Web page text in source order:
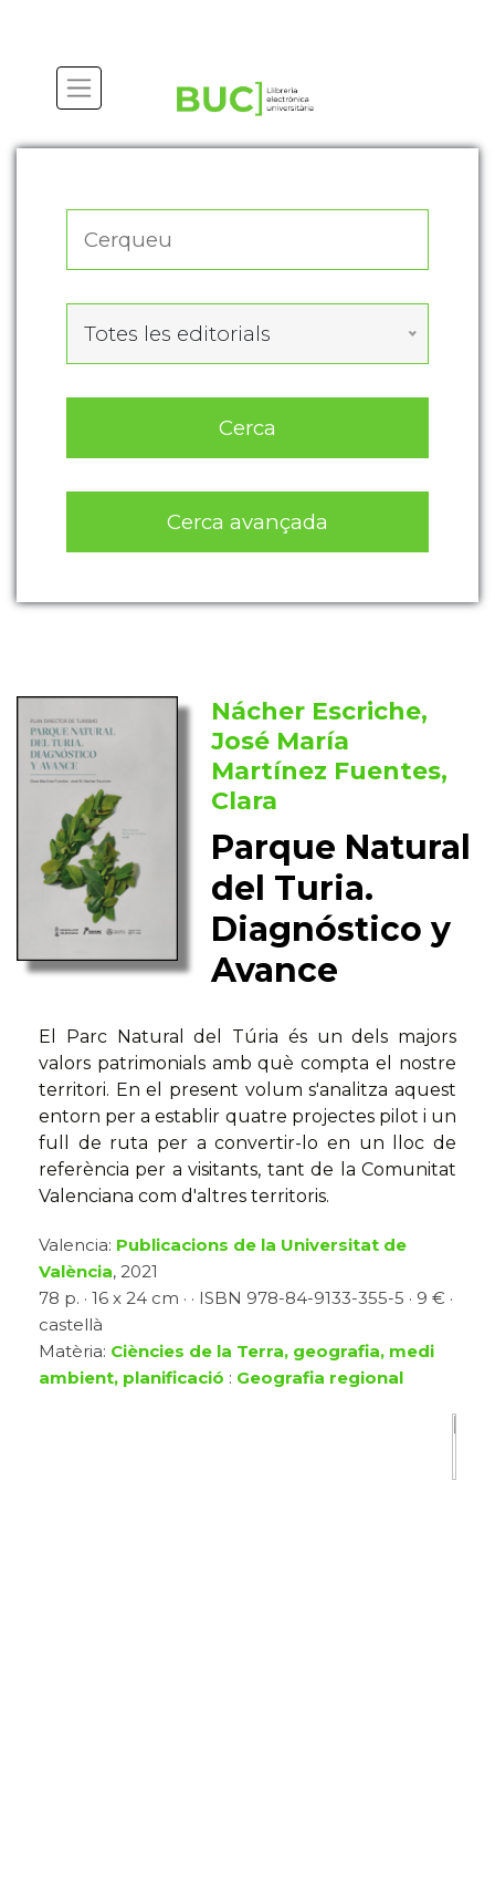
Totes les editorials
Cerca
Cerca avançada
Nácher Escriche,
José María
Martínez Fuentes,
Clara
Parque Natural
del Turia.
Diagnóstico y
Avance
El Parc Natural del Túria és un dels majors
valors patrimonials amb què compta el nostre
territori. En el present volum s'analitza aquest
entorn per a establir quatre projectes pilot i un
full de ruta per a convertir-lo en un lloc de
referència per a visitants, tant de la Comunitat
Valenciana com d'altres territoris.
Valencia: Publicacions de la Universitat de
València, 2021
78 p. · 16 x 24 cm · · ISBN 978-84-9133-355-5 · 9 € ·
castellà
Matèria: Ciències de la Terra, geografia, medi
ambient, planificació : Geografia regional